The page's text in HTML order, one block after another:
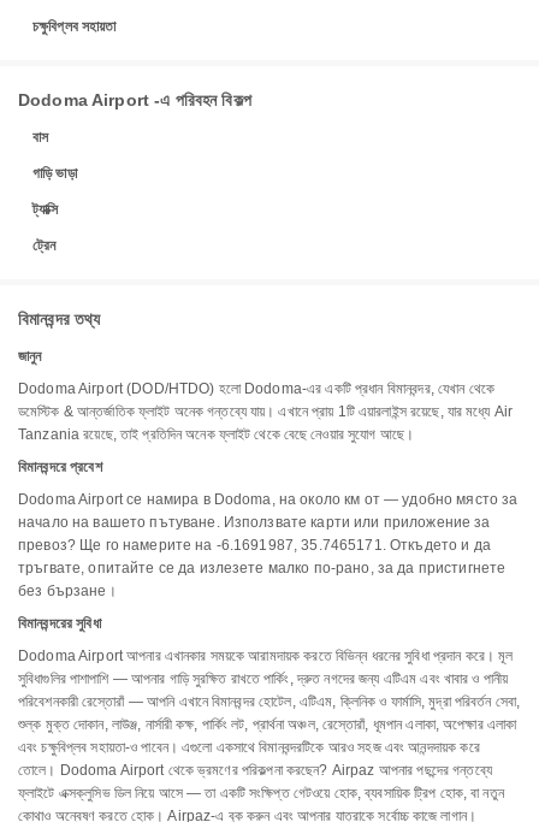
চক্ষুবিপ্লব সহায়তা
Dodoma Airport -এ পরিবহন বিকল্প
বাস
গাড়ি ভাড়া
ট্যাক্সি
ট্রেন
বিমানবন্দর তথ্য
জানুন
Dodoma Airport (DOD/HTDO) হলো Dodoma-এর একটি প্রধান বিমানবন্দর, যেখান থেকে
ডমেস্টিক & আন্তর্জাতিক ফ্লাইট অনেক গন্তব্যে যায়। এখানে প্রায় 1টি এয়ারলাইন্স রয়েছে, যার মধ্যে Air
Tanzania রয়েছে, তাই প্রতিদিন অনেক ফ্লাইট থেকে বেছে নেওয়ার সুযোগ আছে।
বিমানবন্দরে প্রবেশ
Dodoma Airport се намира в Dodoma, на около км от — удобно място за
начало на вашето пътуване. Използвате карти или приложение за
превоз? Ще го намерите на -6.1691987, 35.7465171. Откъдето и да
тръгвате, опитайте се да излезете малко по-рано, за да пристигнете
без бързане।
বিমানবন্দরের সুবিধা
Dodoma Airport আপনার এখানকার সময়কে আরামদায়ক করতে বিভিন্ন ধরনের সুবিধা প্রদান করে। মূল
সুবিধাগুলির পাশাপাশি — আপনার গাড়ি সুরক্ষিত রাখতে পার্কিং, দ্রুত নগদের জন্য এটিএম এবং খাবার ও পানীয়
পরিবেশনকারী রেস্তোরাঁ — আপনি এখানে বিমানবন্দর হোটেল, এটিএম, ক্লিনিক ও ফার্মাসি, মুদ্রা পরিবর্তন সেবা,
শুল্ক মুক্ত দোকান, লাউঞ্জ, নার্সারী কক্ষ, পার্কিং লট, প্রার্থনা অঞ্চল, রেস্তোরাঁ, ধূমপান এলাকা, অপেক্ষার এলাকা
এবং চক্ষুবিপ্লব সহায়তা-ও পাবেন। এগুলো একসাথে বিমানবন্দরটিকে আরও সহজ এবং আনন্দদায়ক করে
তোলে। Dodoma Airport থেকে ভ্রমণের পরিকল্পনা করছেন? Airpaz আপনার পছন্দের গন্তব্যে
ফ্লাইটে এক্সক্লুসিভ ডিল নিয়ে আসে — তা একটি সংক্ষিপ্ত গেটওয়ে হোক, ব্যবসায়িক ট্রিপ হোক, বা নতুন
কোথাও অন্বেষণ করতে হোক। Airpaz-এ বুক করুন এবং আপনার যাত্রাকে সর্বোচ্চ কাজে লাগান।